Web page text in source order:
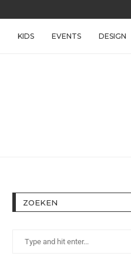
KIDS EVENTS DESIGN
ZOEKEN